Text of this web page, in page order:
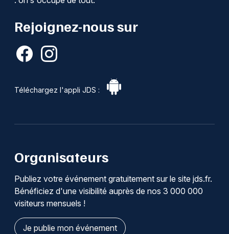
Rejoignez-nous sur
Téléchargez l'appli JDS :
Organisateurs
Publiez votre événement gratuitement sur le site jds.fr.
Bénéficiez d'une visibilité auprès de nos 3 000 000
visiteurs mensuels !
Je publie mon événement